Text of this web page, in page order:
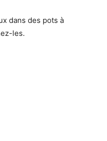
dans des pots à
les.